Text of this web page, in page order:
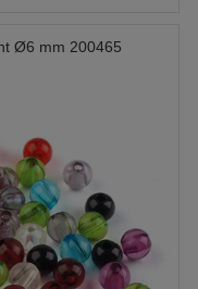
Ø6 mm 200465